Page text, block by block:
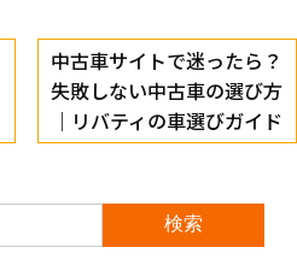
中古車サイトで迷ったら？
失敗しない中古車の選び方
｜リバティの車選びガイド